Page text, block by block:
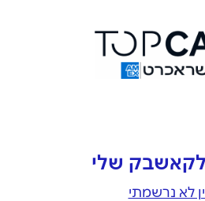
שלי
לא נרשמתי